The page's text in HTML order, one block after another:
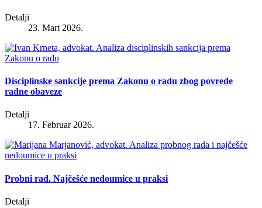
Detalji
23. Mart 2026.
Disciplinske sankcije prema Zakonu o radu zbog povrede
radne obaveze
Detalji
17. Februar 2026.
Probni rad. Najčešće nedoumice u praksi
Detalji